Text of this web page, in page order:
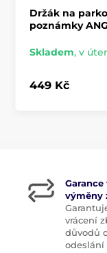
Držák na
poznámky
Skladem, v
449 Kč
výměny
vrácení
důvodů
odeslání